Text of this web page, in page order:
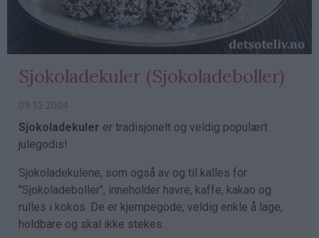
Sjokoladekuler (Sjokoladeboller)
09.12.2004
Sjokoladekuler er tradisjonelt og veldig populært
julegodis!
Sjokoladekulene, som også av og til kalles for
"Sjokoladeboller", inneholder havre, kaffe, kakao og
rulles i kokos. De er kjempegode, veldig enkle å lage,
holdbare og skal ikke stekes.